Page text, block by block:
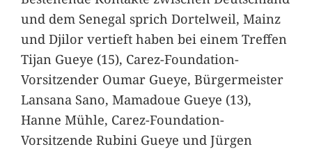
und dem Senegal sprich Dortelweil, Mainz
und Djilor vertieft haben bei einem Treffen
Tijan Gueye (15), Carez-Foundation-
Vorsitzender Oumar Gueye, Bürgermeister
Lansana Sano, Mamadoue Gueye (13),
Hanne Mühle, Carez-Foundation-
Vorsitzende Rubini Gueye und Jürgen